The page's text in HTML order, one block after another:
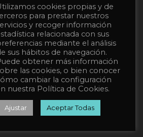
+34
651
862
863
la galería virtual Singulart:
artist on Singulart
cookies propias y de
para prestar nuestros
y recoger información
relacionada con sus
mediante el análisis
sus hábitos de navegación.
obtener más información
las cookies, o bien conocer
cambiar la configuración
nuestra Política de Cookies.
Ajustar Aceptar Todas